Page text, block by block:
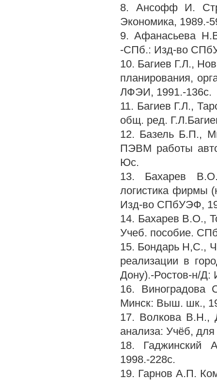
8. Ансофф И.
Экономика, 1989.-
9. Афанасьева
-СПб.: Изд-во
10. Багиев Г.Л.,
планирования,
ЛФЭИ, 1991.-136с.
11. Багиев Г.Л.,
общ. ред.
12. Базель Б.П.,
ПЭВМ работы
Юс.
13. Бахарев В.О.
логистика фирмы
Изд-во СПбУЭФ,
14. Бахарев В.О.,
Учеб. пособие.
15. Бондарь Н,С.,
реализации в
Дону).-Ростов-н/Д:
16. Виноградова
Минск: Выш. шк.,
17. Волкова В.Н.,
анализа: Учёб,
18. Гаджинский
1998.-228с.
19. Гарнов А.П.